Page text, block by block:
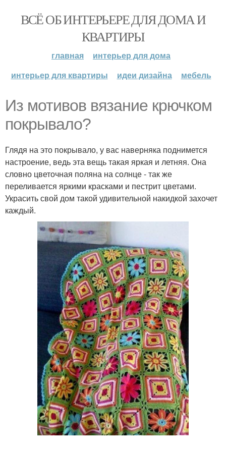
ВСЁ ОБ ИНТЕРЬЕРЕ ДЛЯ ДОМА И
КВАРТИРЫ
главная
интерьер для дома
интерьер для квартиры
идеи дизайна мебель
Из мотивов вязание крючком
покрывало?
Глядя на это покрывало, у вас наверняка поднимется
настроение, ведь эта вещь такая яркая и летняя. Она
словно цветочная поляна на солнце - так же
переливается яркими красками и пестрит цветами.
Украсить свой дом такой удивительной накидкой захочет
каждый.